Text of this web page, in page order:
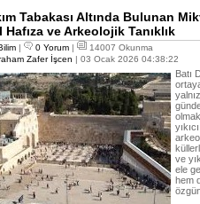
Tabakası Altında Bulunan
Hafıza ve Arkeolojik Tanıklık
| 0 Yorum |
14007 Okunma
Zafer İşcen | 03 Ocak 2026 04:38:22
Batı
ve
ele
hem